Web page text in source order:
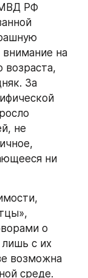
МВД РФ
на
возраста,
За
не
ни
о
с их
возможна
среде.